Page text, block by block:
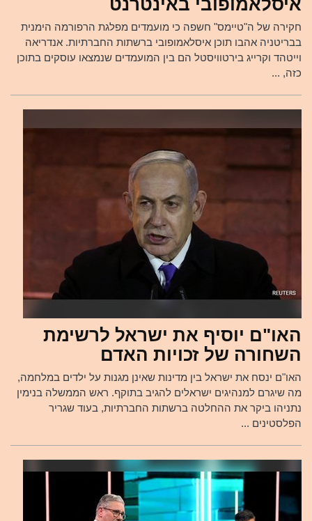
איסלאמופובי באינטרנט
חקירה של ה"טיימס" חשפה כי מועמדים מפלגת הרפורמה הימנית
בבריטניה אהבו תוכן איסלאמופובי ברשתות החברתיות. אנדריאה
וייטהד וקרייג בירטוויסטל הם בין המועמדים שנמצאו עוסקים בתוכן
כזה, ...
האו"ם יוסיף את ישראל לרשימת
השחורה של זכויות האדם
האו"ם ינסח את ישראל בין מדינות שאינן מגנות על ילדים במלחמה,
מה שיגרם למנהיגים ישראלים להגיב בתוקף. ראש הממשלה בנימין
נתניהו ביקר את ההחלטה ברשתות החברתיות, בעוד שגריר
הפלסטינים ...